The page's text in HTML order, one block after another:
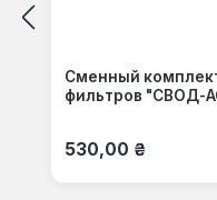
Сменный
фильтров "СВОД-
Обычная цена:
530,00 ₴